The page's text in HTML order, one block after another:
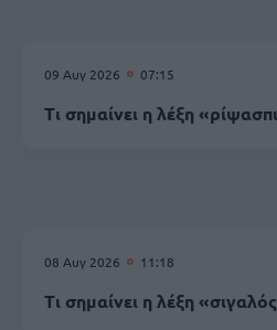
09 Αυγ 2026 07:15
Τι σημαίνει η λέξη
08 Αυγ 2026 11:18
Τι σημαίνει η λέξη